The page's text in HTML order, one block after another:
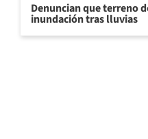
Denuncian que terreno
inundación tras lluvias